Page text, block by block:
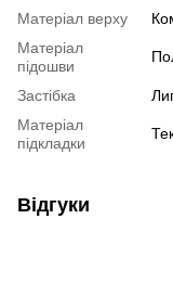
Матеріал верху
Матеріал
підошви
Застібка
Матеріал
підкладки
Відгуки